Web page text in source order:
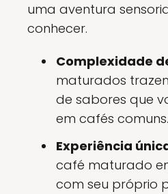
uma aventura
conhecer.
Complexidade
maturados
de sabores que
em cafés comuns.
Experiência
café maturado
com seu próprio